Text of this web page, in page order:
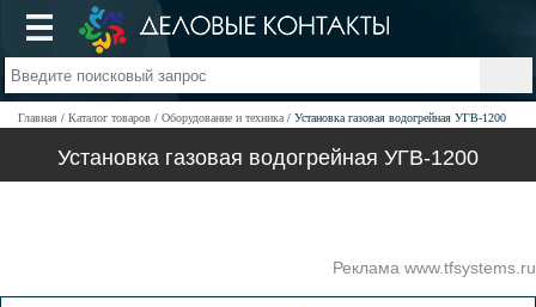
Главная Каталог товаров Оборудование и техника Установка газовая водогрейная УГВ-1200
Установка газовая водогрейная УГВ-1200
Реклама www.tfsystems.ru